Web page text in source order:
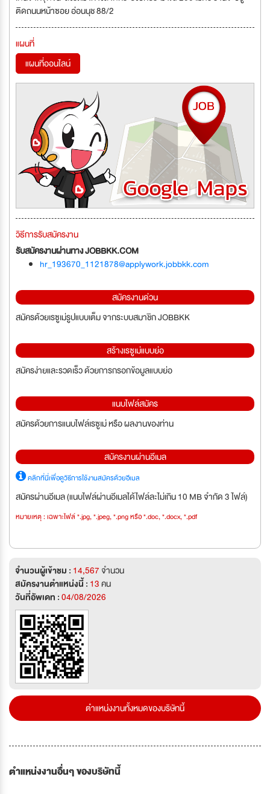
ติดถนนหน้าซอย อ่อนนุช 88/2
แผนที่
แผนที่ออนไลน์
วิธีการรับสมัครงาน
รับสมัครงานผ่านทาง JOBBKK.COM
hr_193670_1121878@applywork.jobbkk.com
สมัครงานด่วน
สมัครด้วยเรซูเม่รูปแบบเต็ม จากระบบสมาชิก JOBBKK
สร้างเรซูเม่แบบย่อ
สมัครง่ายและรวดเร็ว ด้วยการกรอกข้อมูลแบบย่อ
แนบไฟล์สมัคร
สมัครด้วยการแนบไฟล์เรซูเม่ หรือ ผลงานของท่าน
สมัครงานผ่านอีเมล
คลิกที่นี่เพื่อดูวิธีการใช้งานสมัครด้วยอีเมล
สมัครผ่านอีเมล (แนบไฟล์ผ่านอีเมลได้ไฟล์ละไม่เกิน 10 MB จำกัด 3 ไฟล์)
หมายเหตุ : เฉพาะไฟล์ *.jpg, *.jpeg, *.png หรือ *.doc, *.docx, *.pdf
จำนวนผู้เข้าชม : 14,567จำนวน
สมัครงานตำแหน่งนี้ : 13คน
วันที่อัพเดท :04/08/2026
ตำแหน่งงานทั้งหมดของบริษัทนี้
ตำแหน่งงานอื่นๆ ของบริษัทนี้